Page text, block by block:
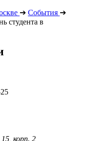
➔ События ➔
студента в
корп. 2